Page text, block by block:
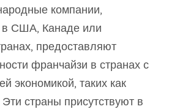
компании,
США, Канаде или
предоставляют
франчайзи в странах с
экономикой, таких как
страны присутствуют в